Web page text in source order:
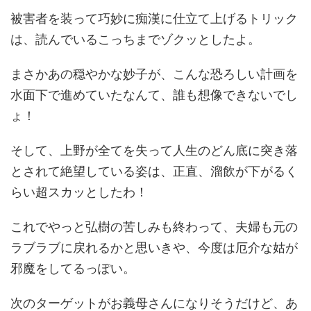
被害者を装って巧妙に痴漢に仕立て上げるトリック
は、読んでいるこっちまでゾクッとしたよ。
まさかあの穏やかな妙子が、こんな恐ろしい計画を
水面下で進めていたなんて、誰も想像できないでし
ょ！
そして、上野が全てを失って人生のどん底に突き落
とされて絶望している姿は、正直、溜飲が下がるく
らい超スカッとしたわ！
これでやっと弘樹の苦しみも終わって、夫婦も元の
ラブラブに戻れるかと思いきや、今度は厄介な姑が
邪魔をしてるっぽい。
次のターゲットがお義母さんになりそうだけど、あ